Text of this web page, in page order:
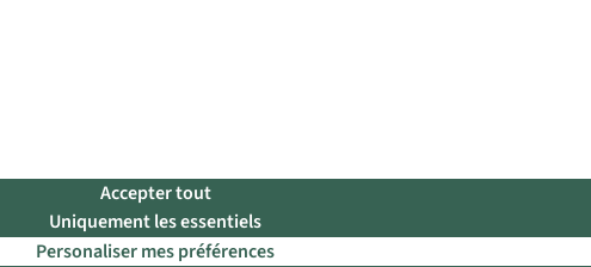
Accepter tout
Uniquement les essentiels
Personaliser mes préférences